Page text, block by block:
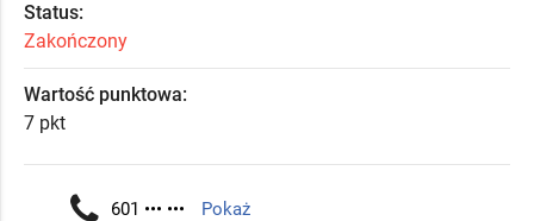
Status:
Zakończony
Wartość punktowa:
7 pkt
601 ••• ••• Pokaż